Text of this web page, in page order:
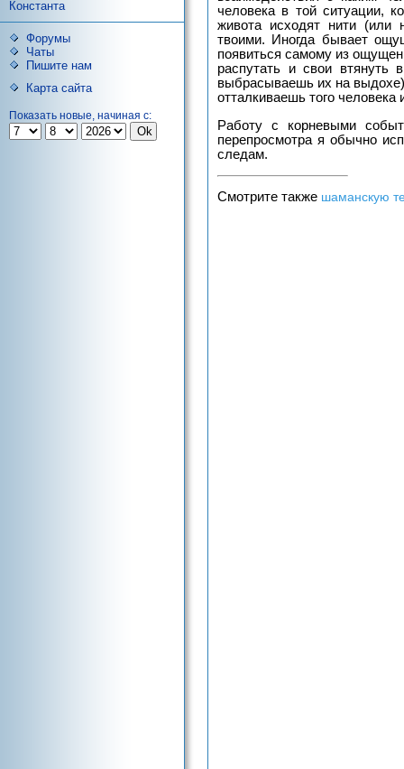
Константа
Форумы
Чаты
Пишите нам
Карта сайта
Показать новые, начиная с:
человека в той ситуации,
живота исходят нити (или
твоими. Иногда бывает
появиться самому из
распутать и свои
выбрасываешь их на
отталкиваешь того
Работу с корневыми
перепросмотра я обычно
следам.
Смотрите также шаманскую